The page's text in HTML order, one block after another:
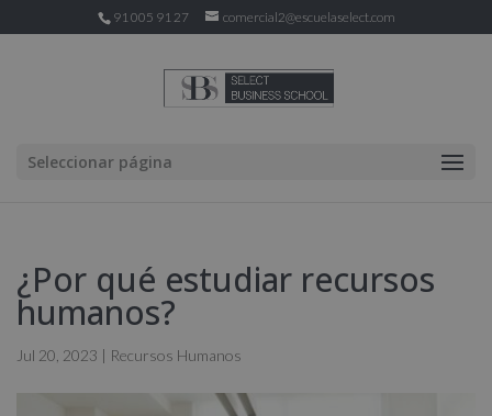
91 005 91 27 comercial2@escuelaselect.com
Seleccionar página
¿Por qué estudiar recursos
humanos?
Jul 20, 2023 | Recursos Humanos